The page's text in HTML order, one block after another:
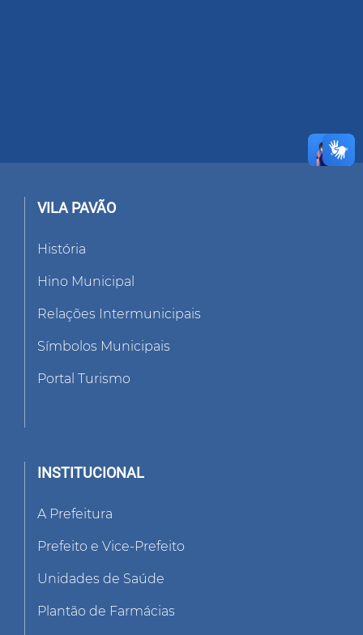
VILA PAVÃO
História
Hino Municipal
Relações Intermunicipais
Símbolos Municipais
Portal Turismo
INSTITUCIONAL
A Prefeitura
Prefeito e Vice-Prefeito
Unidades de Saúde
Plantão de Farmácias